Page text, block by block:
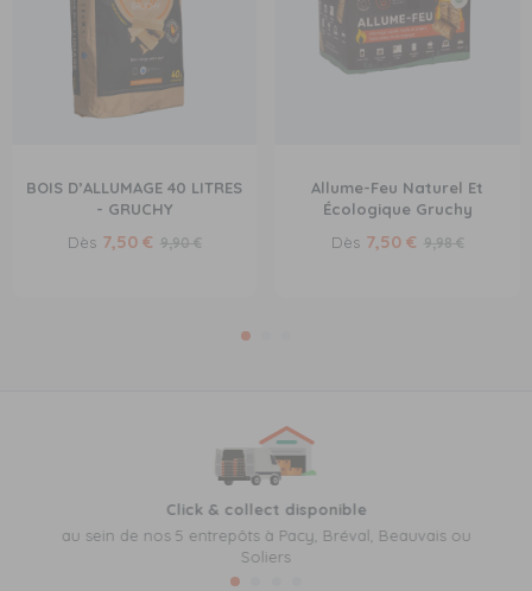
BOIS D’ALLUMAGE 40 LITRES
- GRUCHY
Dès 7,50 € 9,90 €
Allume-Feu Naturel Et
Écologique Gruchy
Dès 7,50 € 9,98 €
Click & collect disponible
au sein de nos 5 entrepôts à Pacy, Bréval, Beauvais ou
Soliers